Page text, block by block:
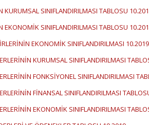
KURUMSAL SINIFLANDIRILMASI TABLOSU
EKONOMİK SINIFLANDIRILMASI TABLOSU
EKONOMİK SINIFLANDIRILMASI 10.2019
KURUMSAL SINIFLANDIRILMASI
FONKSİYONEL SINIFLANDIRILMASI
FİNANSAL SINIFLANDIRILMASI
EKONOMİK SINIFLANDIRILMASI